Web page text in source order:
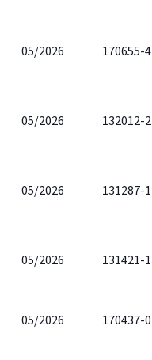
05/2026 170655-4
05/2026 132012-2
05/2026 131287-1
05/2026 131421-1
05/2026 170437-0